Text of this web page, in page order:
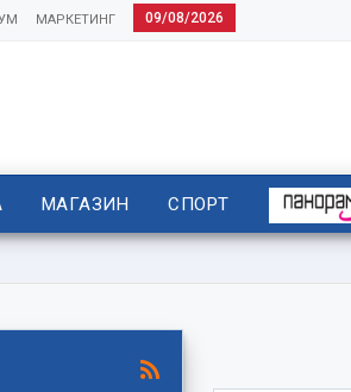
09/08/2026
МАРКЕТИНГ
МАГАЗИН СПОРТ